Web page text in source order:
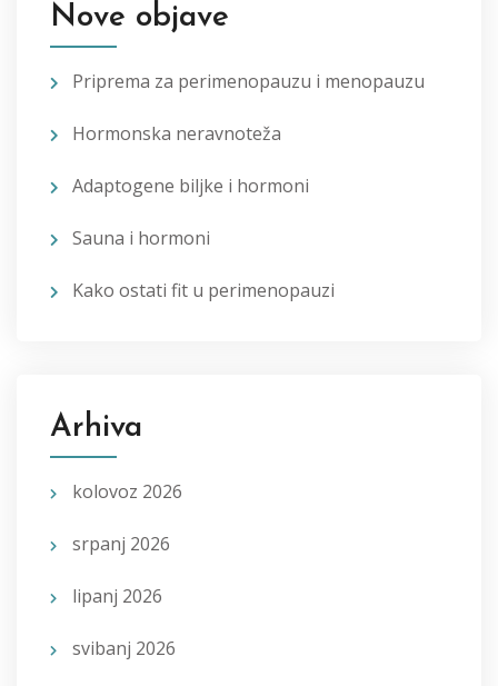
Nove objave
Priprema za perimenopauzu i menopauzu
Hormonska neravnoteža
Adaptogene biljke i hormoni
Sauna i hormoni
Kako ostati fit u perimenopauzi
Arhiva
kolovoz 2026
srpanj 2026
lipanj 2026
svibanj 2026